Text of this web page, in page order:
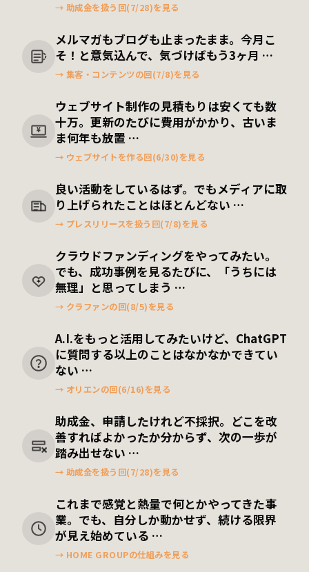
→ 助成金を扱う回(7/28)を見る
メルマガもブログも止まったまま。 今月こ
そ！と意気込んで、気づけばもう3ヶ月 …
→ 集客・コンテンツの回(7/8)を見る
¥
ウェブサイト制作の見積もりは安くても数
十万。 更新のたびに費用がかかり、古いま
ま何年も放置 …
→ ウェブサイトを作る回(6/30)を見る
良い活動をしているはず。 でもメディアに取
り上げられたことはほとんどない …
→ プレスリリースを扱う回(7/8)を見る
クラウドファンディングをやってみたい。
でも、成功事例を見るたびに、「うちには
無理」と思ってしまう …
→ クラファンの回(8/5)を見る
A.I.をもっと活用してみたいけど、 ChatGPT
に質問する以上のことはなかなかできてい
ない …
→ オリエンの回(6/16)を見る
助成金、申請したけれど不採択。 どこを改
善すればよかったか分からず、 次の一歩が
踏み出せない …
→ 助成金を扱う回(7/28)を見る
これまで感覚と熱量で何とかやってきた事
業。 でも、自分しか動かせず、 続ける限界
が見え始めている …
→ HOME GROUPの仕組みを見る